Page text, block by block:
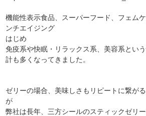
機能性表示食品、スーパーフード、フェム
ンチエイジング
はじめ
免疫系や快眠・リラックス系、美容系とい
計も多くなってきました。
ゼリーの場合、美味しさもリピートに繋が
が
弊社は長年、三方シールのスティックゼリ